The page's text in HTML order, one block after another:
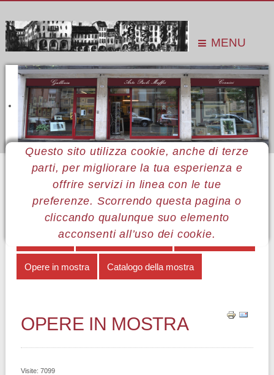
MENU
Questo sito utilizza cookie, anche di terze
parti, per migliorare la tua esperienza e
offrire servizi in linea con le tue
preferenze. Scorrendo questa pagina o
cliccando qualunque suo elemento
acconsenti all’uso dei cookie.
Sei qui: Home Le mostre Mostre 2013
Fabio Canestri
Opere in mostra
MENÙ FABIO CANESTRI
Improvvisi Minestrone di pittura Note biografiche
Opere in mostra Catalogo della mostra
OPERE IN MOSTRA
Visite: 7099